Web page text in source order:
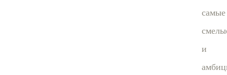
самые
и